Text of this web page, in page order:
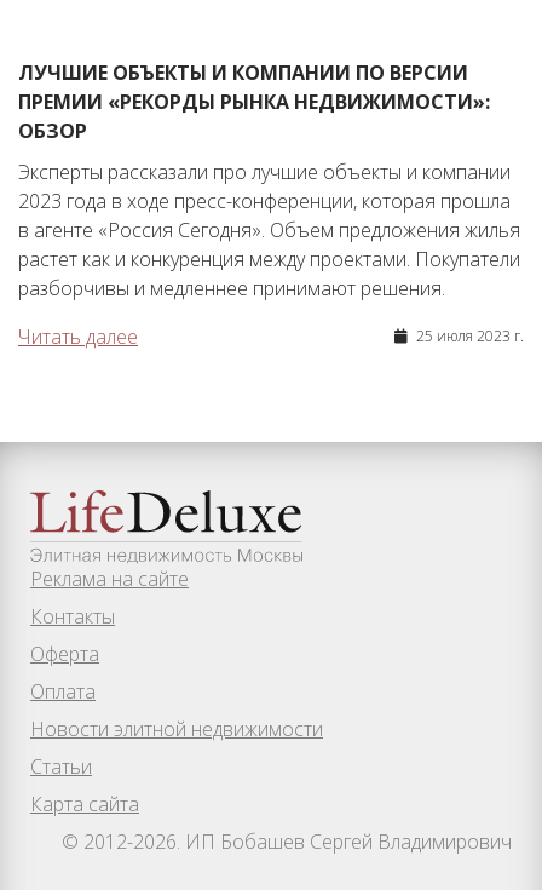
ЛУЧШИЕ ОБЪЕКТЫ И КОМПАНИИ ПО ВЕРСИИ
ПРЕМИИ «РЕКОРДЫ РЫНКА НЕДВИЖИМОСТИ»:
ОБЗОР
Эксперты рассказали про лучшие объекты и компании
2023 года в ходе пресс-конференции, которая прошла
в агенте «Россия Сегодня». Объем предложения жилья
растет как и конкуренция между проектами. Покупатели
разборчивы и медленнее принимают решения.
Читать далее
25 июля 2023 г.
Реклама на сайте
Контакты
Оферта
Оплата
Новости элитной недвижимости
Статьи
Карта сайта
© 2012-2026. ИП Бобашев Сергей Владимирович